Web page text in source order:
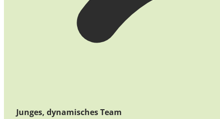
Junges, dynamisches Team